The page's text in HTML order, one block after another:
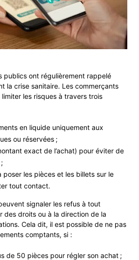
publics ont régulièrement rappelé
la crise sanitaire. Les commerçants
les risques à travers trois
en liquide uniquement aux
ou réservées ;
exact de l’achat) pour éviter de
poser les pièces et les billets sur le
tout contact.
signaler les refus à tout
des droits ou à la direction de la
Cela dit, il est possible de ne pas
comptants, si :
de 50 pièces pour régler son achat ;